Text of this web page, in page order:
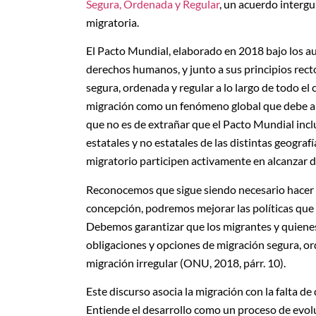
Segura, Ordenada y Regular, un acuerdo
migratoria.
El Pacto Mundial, elaborado en 2018 bajo los
derechos humanos, y junto a sus principios
segura, ordenada y regular a lo largo de todo el
migración como un fenómeno global que debe
que no es de extrañar que el Pacto Mundial
estatales y no estatales de las distintas
migratorio participen activamente en alcanzar
Reconocemos que sigue siendo necesario
concepción, podremos mejorar las políticas
Debemos garantizar que los migrantes y
obligaciones y opciones de migración segura,
migración irregular (ONU, 2018, párr. 10).
Este discurso asocia la migración con la falta
Entiende el desarrollo como un proceso de